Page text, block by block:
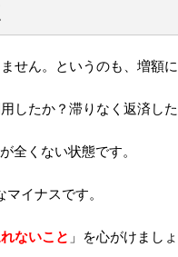
せん。というのも、増額
したか？滞りなく返済した
全くない状態です。
イナスです。
ないこと 」を心がけましょ